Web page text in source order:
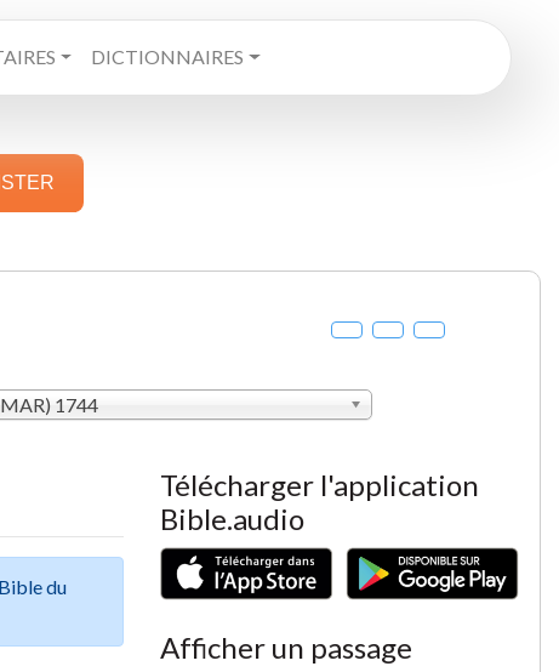
DICTIONNAIRES
1744
du
Télécharger l'application
Bible.audio
Afficher un passage